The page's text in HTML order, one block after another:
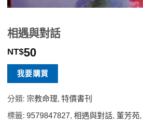
相遇與對話
NT$50
我要購買
分類: 宗教命理, 特價書刊
標籤: 9579847827, 相遇與對話, 董芳苑,